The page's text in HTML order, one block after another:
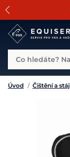
📐Pasování
Úvod / Čištění a stáj